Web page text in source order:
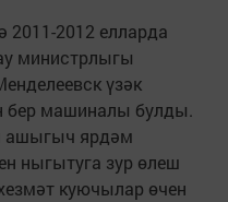
2011-2012 елларда
министрлыгы
үзәк
бер машиналы булды.
ашыгыч ярдәм
ныгытуга зур өлеш
куючылар өчен